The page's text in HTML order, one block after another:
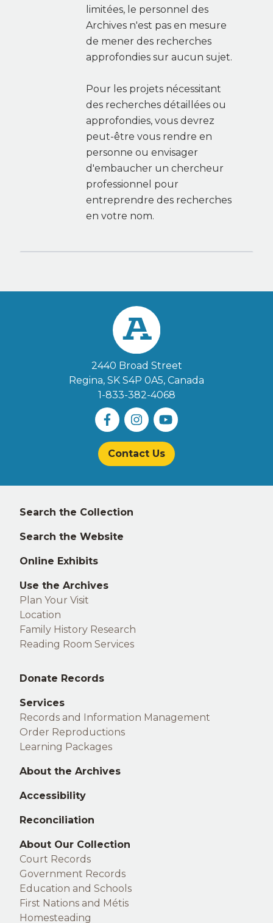
limitées, le personnel des
Archives n'est pas en mesure
de mener des recherches
approfondies sur aucun sujet.
Pour les projets nécessitant
des recherches détaillées ou
approfondies, vous devrez
peut-être vous rendre en
personne ou envisager
d'embaucher un chercheur
professionnel pour
entreprendre des recherches
en votre nom.
2440 Broad Street
Regina, SK S4P 0A5, Canada
1-833-382-4068
Contact Us
Left
footer
Search the Collection
Search the Website
Online Exhibits
Use the Archives
Plan Your Visit
Location
Family History Research
Reading Room Services
Middle
footer
Donate Records
Services
Records and Information Management
Order Reproductions
Learning Packages
About the Archives
Accessibility
Reconciliation
Right
footer
About Our Collection
Court Records
Government Records
Education and Schools
First Nations and Métis
Homesteading